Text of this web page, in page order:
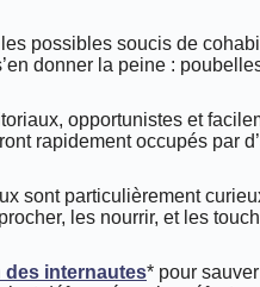
possibles soucis de
donner la peine :
opportunistes et
rapidement occupés par
sont particulièrement
les nourrir, et les
des internautes* pour